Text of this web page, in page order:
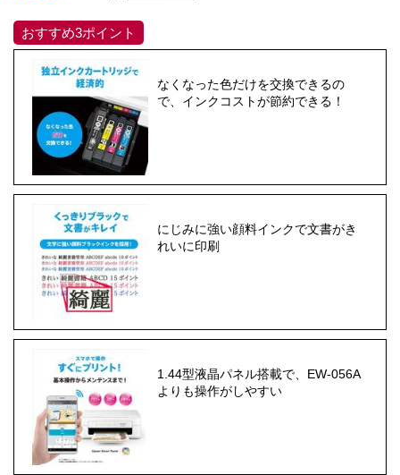
おすすめ3ポイント
なくなった色だけを交換できるの
で、インクコストが節約できる！
にじみに強い顔料インクで文書がき
れいに印刷
1.44型液晶パネル搭載で、EW-056A
よりも操作がしやすい